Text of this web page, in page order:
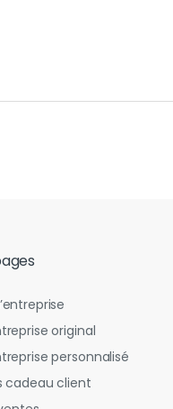
original
personnalisé
cadeau client